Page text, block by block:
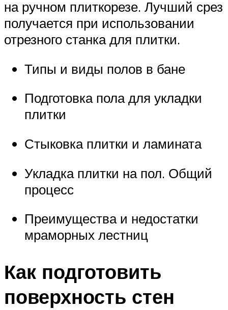
на ручном плиткорезе. Лучший срез
получается при использовании
отрезного станка для плитки.
Типы и виды полов в бане
Подготовка пола для укладки
плитки
Стыковка плитки и ламината
Укладка плитки на пол. Общий
процесс
Преимущества и недостатки
мраморных лестниц
Как подготовить
поверхность стен